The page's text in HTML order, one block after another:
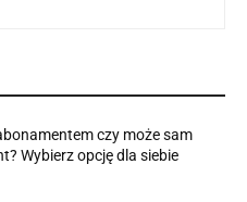
czy może sam
Wybierz opcję dla siebie